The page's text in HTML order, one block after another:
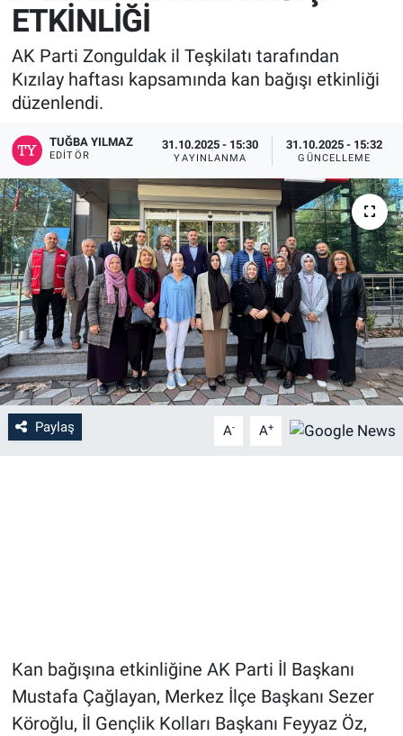
ETKİNLİĞİ
AK Parti Zonguldak il Teşkilatı tarafından
Kızılay haftası kapsamında kan bağışı etkinliği
düzenlendi.
TUĞBA YILMAZ
EDITÖR
31.10.2025 - 15:30
YAYINLANMA
31.10.2025 - 15:32
GÜNCELLEME
Paylaş A- A+
Kan bağışına etkinliğine AK Parti İl Başkanı
Mustafa Çağlayan, Merkez İlçe Başkanı Sezer
Köroğlu, İl Gençlik Kolları Başkanı Feyyaz Öz,